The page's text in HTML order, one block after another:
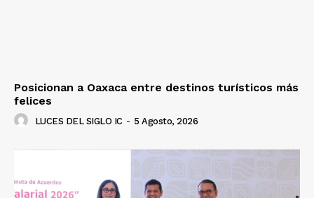
Posicionan a Oaxaca entre destinos turísticos más
felices
LUCES DEL SIGLO IC - 5 Agosto, 2026